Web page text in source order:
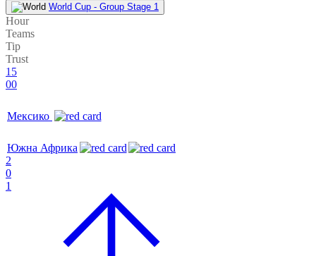
World Cup - Group Stage 1
Hour
Teams
Tip
Trust
15
00
Мексико
Южна Африка
2
0
1